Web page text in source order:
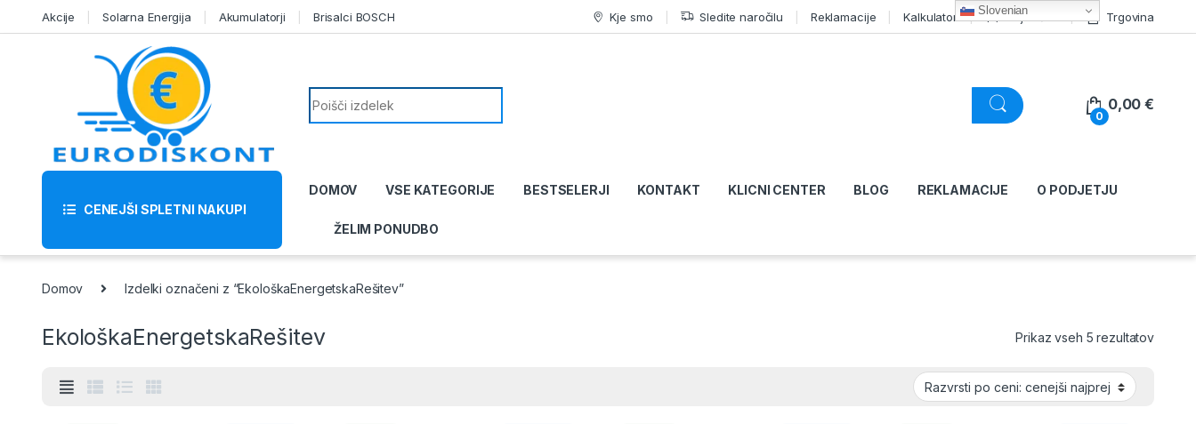
Skip to navigation
Akcije Solarna Energija Akumulatorji Brisalci BOSCH Kje smo Sledite naročilu Reklamacije Kalkulator Moj račun Trgovina
Search for:
0
0,00€
CENEJŠI SPLETNI NAKUPI
DOMOV VSE KATEGORIJE BESTSELERJI KONTAKT KLICNI CENTER BLOG REKLAMACIJE O PODJETJU
ŽELIM PONUDBO
Domov Izdelki označeni z “EkološkaEnergetskaRešitev”
EkološkaEnergetskaRešitev Prikaz vseh 5 rezultatov
Slovenian